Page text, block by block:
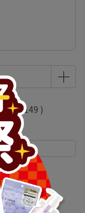
NT$149 )
格說明